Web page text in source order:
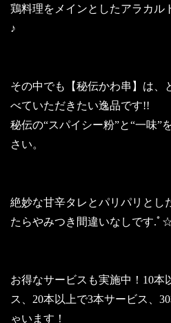
鶏料理をメインとしたアラカル
♪
その中でも【秘伝かわ串】は、
べていただきたい逸品です!!
秘伝の“スパイシー粉”と“一味”
さい。
絶妙な甘辛タレとパリパリとし
たらやみつき間違いなしです.ﾟ
お得なサービスも実施中！10本
ス、20本以上で3本サービス、
ゃいます！